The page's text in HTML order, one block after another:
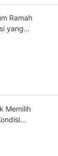
Ramah
yang
Memilih